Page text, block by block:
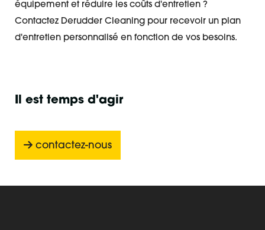
équipement et réduire les coûts d'entretien ?
Contactez Derudder Cleaning pour recevoir un plan
d'entretien personnalisé en fonction de vos besoins.
Il est temps d'agir
contactez-nous